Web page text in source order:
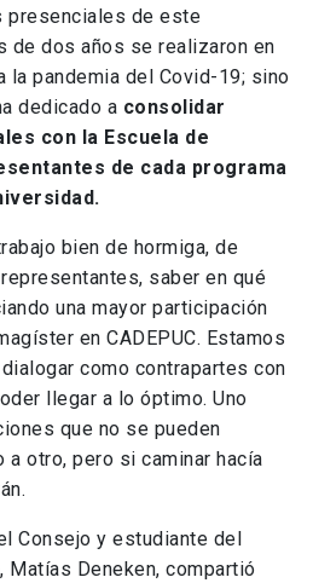
presenciales de este
de dos años se realizaron en
la pandemia del Covid-19; sino
dedicado a consolidar
con la Escuela de
de cada programa
bien de hormiga, de
saber en qué
una mayor participación
en CADEPUC. Estamos
como contrapartes con
llegar a lo óptimo. Uno
que no se pueden
a otro, pero si caminar hacía
Consejo y estudiante del
Deneken, compartió